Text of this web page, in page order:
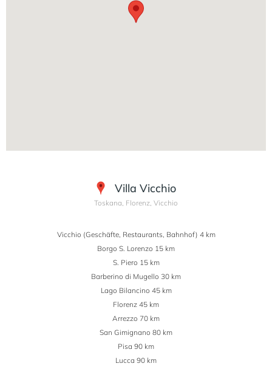
Villa Vicchio
Toskana, Florenz, Vicchio
Vicchio (Geschäfte, Restaurants, Bahnhof) 4 km
Borgo S. Lorenzo 15 km
S. Piero 15 km
Barberino di Mugello 30 km
Lago Bilancino 45 km
Florenz 45 km
Arrezzo 70 km
San Gimignano 80 km
Pisa 90 km
Lucca 90 km